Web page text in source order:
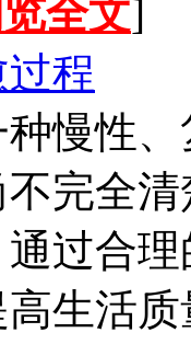
全文]
程
慢性
完全
过合
生活